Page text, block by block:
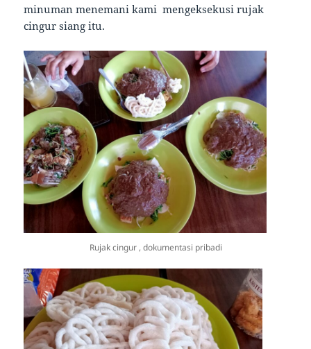
minuman menemani kami mengeksekusi rujak
cingur siang itu.
Rujak cingur , dokumentasi pribadi